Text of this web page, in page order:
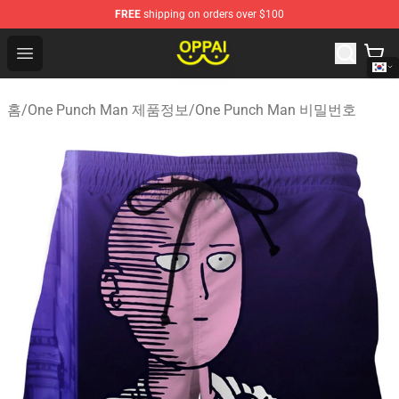
FREE shipping on orders over $100
Open menu
Oppai Store - Official Oppai Merchandise Shop
홈/One Punch Man 제품정보/One Punch Man 비밀번호